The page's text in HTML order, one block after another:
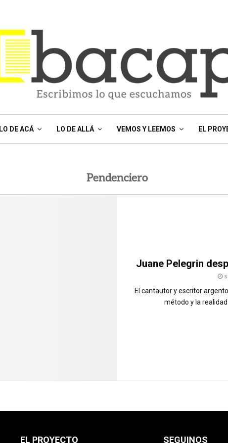
LO DE ACÁ LO DE ALLÁ VEMOS Y LEEMOS EL
Pendenciero
Juane Pelegrin
El cantautor y escritor
método y la
EL PROYECTO SEGUINOS